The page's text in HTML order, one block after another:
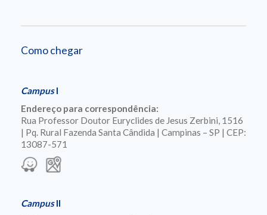
Como chegar
CampusI
Endereço para correspondência:
Rua Professor Doutor Euryclides de Jesus Zerbini, 1516
| Pq. Rural Fazenda Santa Cândida | Campinas – SP | CEP:
13087-571
CampusII